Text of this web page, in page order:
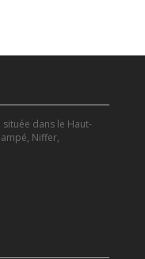
dans le Haut-
Niffer,